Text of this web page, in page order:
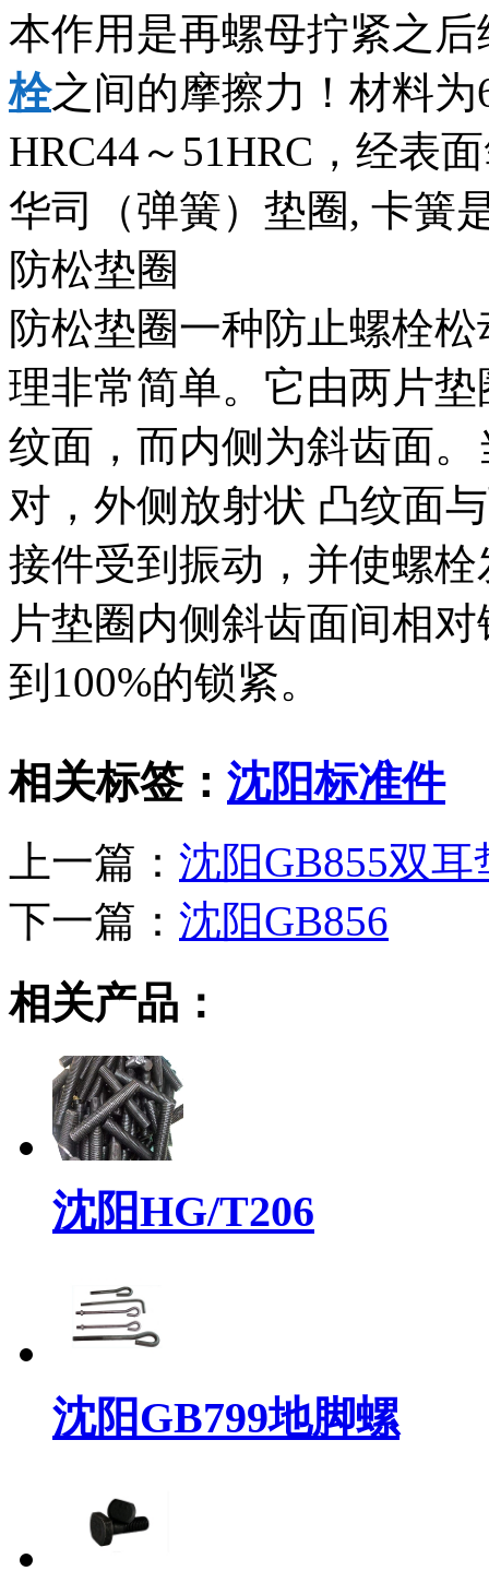
本作用是再螺母拧紧之
栓之间的摩擦力！材料
HRC44～51HRC，经表
华司（弹簧）垫圈, 卡簧
防松垫圈
防松垫圈一种防止螺栓
理非常简单。它由两片
纹面，而内侧为斜齿面
对，外侧放射状 凸纹面
接件受到振动，并使螺
片垫圈内侧斜齿面间相
到100%的锁紧。
相关标签： 沈阳标准件
上一篇： 沈阳GB855双耳
下一篇： 沈阳GB856
相关产品：
沈阳HG/T206
沈阳GB799地脚螺